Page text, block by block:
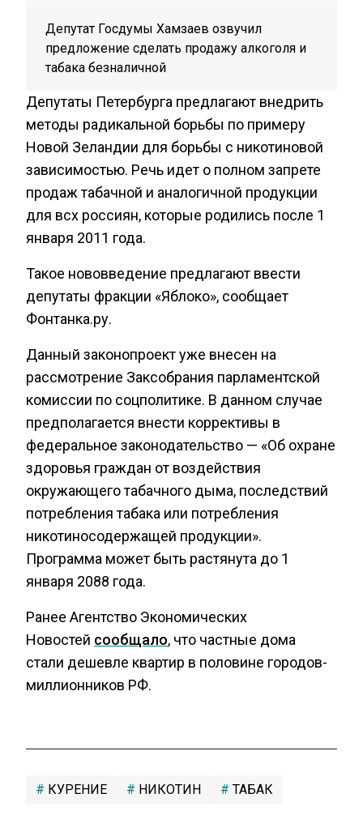
Депутат Госдумы Хамзаев озвучил
предложение сделать продажу алкоголя и
табака безналичной
Депутаты Петербурга предлагают внедрить
методы радикальной борьбы по примеру
Новой Зеландии для борьбы с никотиновой
зависимостью. Речь идет о полном запрете
продаж табачной и аналогичной продукции
для всх россиян, которые родились после 1
января 2011 года.
Такое нововведение предлагают ввести
депутаты фракции «Яблоко», сообщает
Фонтанка.ру.
Данный законопроект уже внесен на
рассмотрение Заксобрания парламентской
комиссии по соцполитике. В данном случае
предполагается внести коррективы в
федеральное законодательство — «Об охране
здоровья граждан от воздействия
окружающего табачного дыма, последствий
потребления табака или потребления
никотиносодержащей продукции».
Программа может быть растянута до 1
января 2088 года.
Ранее Агентство Экономических
Новостей сообщало, что частные дома
стали дешевле квартир в половине городов-
миллионников РФ.
КУРЕНИЕ НИКОТИН ТАБАК